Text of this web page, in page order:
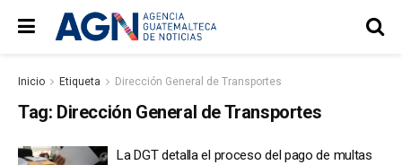
Inicio Etiqueta Dirección General de Transportes
Tag: Dirección General de Transportes
La DGT detalla el proceso del pago de multas